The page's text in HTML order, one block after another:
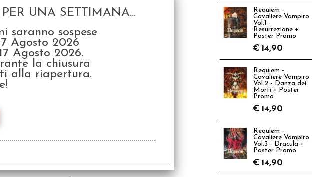
delle Avventure
Requiem -
Cavaliere Vampiro
Vol.1 -
Resurrezione +
Poster Promo
€ 14,90
Requiem -
Cavaliere Vampiro
Vol.2 - Danza dei
Morti + Poster
Promo
€ 14,90
Requiem -
Cavaliere Vampiro
Vol.3 - Dracula +
Poster Promo
€ 14,90
UNA SETTIMANA...
saranno sospese
Agosto 2026
Agosto 2026.
la chiusura
alla riapertura.